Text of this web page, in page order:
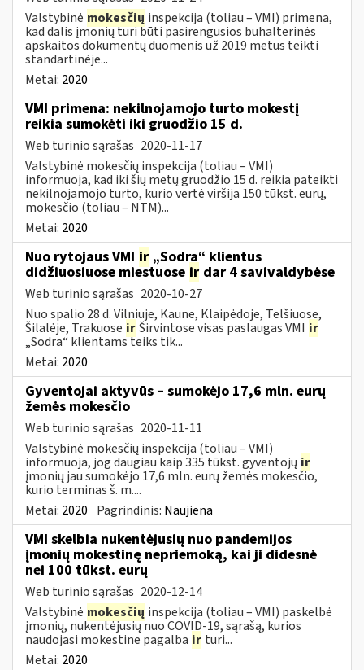
Valstybinė mokesčių inspekcija (toliau – VMI) primena,
kad dalis įmonių turi būti pasirengusios buhalterinės
apskaitos dokumentų duomenis už 2019 metus teikti
standartinėje...
Metai: 2020
VMI primena: nekilnojamojo turto mokestį
reikia sumokėti iki gruodžio 15 d.
Web turinio sąrašas 2020-11-17
Valstybinė mokesčių inspekcija (toliau – VMI)
informuoja, kad iki šių metų gruodžio 15 d. reikia pateikti
nekilnojamojo turto, kurio vertė viršija 150 tūkst. eurų,
mokesčio (toliau – NTM)...
Metai: 2020
Nuo rytojaus VMI ir „Sodra“ klientus
didžiuosiuose miestuose ir dar 4 savivaldybėse
Web turinio sąrašas 2020-10-27
Nuo spalio 28 d. Vilniuje, Kaune, Klaipėdoje, Telšiuose,
Šilalėje, Trakuose irŠirvintose visas paslaugas VMI ir
„Sodra“ klientams teiks tik...
Metai: 2020
Gyventojai aktyvūs – sumokėjo 17,6 mln. eurų
žemės mokesčio
Web turinio sąrašas 2020-11-11
Valstybinė mokesčių inspekcija (toliau – VMI)
informuoja, jog daugiau kaip 335 tūkst. gyventojų ir
įmonių jau sumokėjo 17,6 mln. eurų žemės mokesčio,
kurio terminas š. m....
Metai: 2020 Pagrindinis: Naujiena
VMI skelbia nukentėjusių nuo pandemijos
įmonių mokestinę nepriemoką, kai ji didesnė
nei 100 tūkst. eurų
Web turinio sąrašas 2020-12-14
Valstybinė mokesčių inspekcija (toliau – VMI) paskelbė
įmonių, nukentėjusių nuo COVID-19, sąrašą, kurios
naudojasi mokestine pagalba ir turi...
Metai: 2020